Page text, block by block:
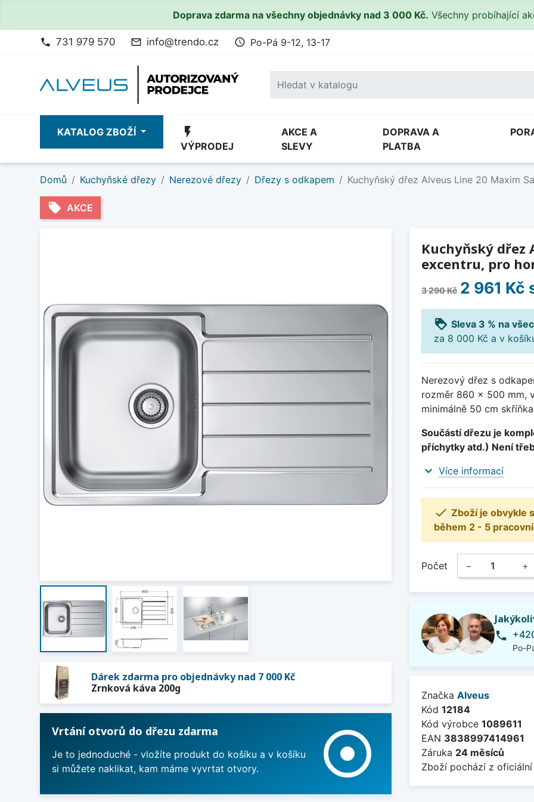
Doprava zdarma na všechny objednávky nad 3 000 Kč. Všechny probíhající
phone 731 979 570 mail_outline info@trendo.cz access_time Po-Pá 9-12, 13-17
KATALOG ZBOŽÍ flash_on
VÝPRODEJ
AKCE A
SLEVY
DOPRAVA A
PLATBA
Domů Kuchyňské dřezy Nerezové dřezy Dřezy s odkapem Kuchyňský dřez Alveus Line 20 Maxim
local_offer AKCE
Dárek zdarma pro objednávky nad 7 000 Kč
Zrnková káva 200g
Vrtání otvorů do dřezu zdarma
Je to jednoduché - vložíte produkt do košíku a v košíku
si můžete naklikat, kam máme vyvrtat otvory.
adjust
Kuchyňský dřez
excentru, pro
3 290 Kč 2 961 Kč
loyalty Sleva 3 % na
za 8 000 Kč a v
Nerezový dřez s
rozměr 860 x 500 mm,
minimálně 50 cm
Součástí dřezu je
příchytky atd.) Není
expand_more Více informací
 Zboží je obvykle
během 2 - 5
Počet − +
phone
Po-
Značka Alveus
Kód 12184
Kód výrobce 1089611
EAN 3838997414961
Záruka 24 měsíců
Zboží pochází z